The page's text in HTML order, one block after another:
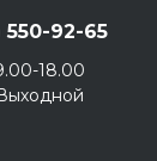
550-92-65
18.00